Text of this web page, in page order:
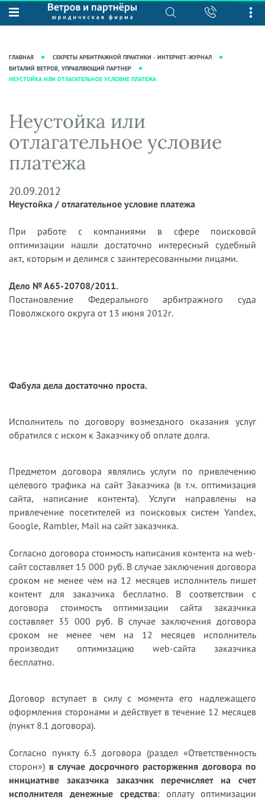
О нас
Рекомендации
фирмы
Кейсы
Вакансии
Юридические услуги
Интеллектуальная собственность
Сопровождение бизнеса
Ведение уголовных дел
Защита активов
База знаний
Журнал "Секреты арбитражной
практики"
Статьи
Аудиоподкасты
Видеоподкасты
Справочная
Вебинары и семинары
ГЛАВНАЯ
СЕКРЕТЫ АРБИТРАЖНОЙ ПРАКТИКИ - ИНТЕРНЕТ-ЖУРНАЛ
ВИТАЛИЙ ВЕТРОВ, УПРАВЛЯЮЩИЙ ПАРТНЕР
НЕУСТОЙКА ИЛИ ОТЛАГАТЕЛЬНОЕ УСЛОВИЕ ПЛАТЕЖА
Неустойка или
отлагательное условие
платежа
20.09.2012
Неустойка / отлагательное условие платежа
При работе с компаниями в сфере поисковой
оптимизации нашли достаточно интересный судебный
акт, которым и делимся с заинтересованными лицами.
Дело № А65-20708/2011.
Постановление Федерального арбитражного суда
Поволжского округа от 13 июня 2012г.
Фабула дела достаточно проста.
Исполнитель по договору возмездного оказания услуг
обратился с иском к Заказчику об оплате долга.
Предметом договора являлись услуги по привлечению
целевого трафика на сайт Заказчика (в т.ч. оптимизация
сайта, написание контента). Услуги направлены на
привлечение посетителей из поисковых систем Yandex,
Google, Rambler, Mail на сайт заказчика.
Согласно договора стоимость написания контента на web-
сайт составляет 15 000 руб. В случае заключения договора
сроком не менее чем на 12 месяцев исполнитель пишет
контент для заказчика бесплатно. В соответствии с
договора стоимость оптимизации сайта заказчика
составляет 35 000 руб. В случае заключения договора
сроком не менее чем на 12 месяцев исполнитель
производит оптимизацию web-сайта заказчика
бесплатно.
Договор вступает в силу с момента его надлежащего
оформления сторонами и действует в течение 12 месяцев
(пункт 8.1 договора).
Согласно пункту 6.3 договора (раздел «Ответственность
сторон») в случае досрочного расторжения договора по
инициативе заказчика заказчик перечисляет на счет
исполнителя денежные средства: оплату оптимизации